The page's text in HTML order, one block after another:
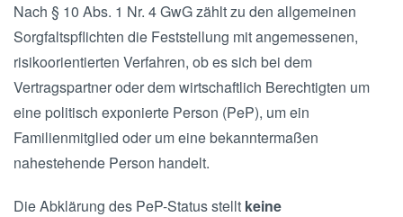
Nach § 10 Abs. 1 Nr. 4 GwG zählt zu den allgemeinen
Sorgfaltspflichten die Feststellung mit angemessenen,
risikoorientierten Verfahren, ob es sich bei dem
Vertragspartner oder dem wirtschaftlich Berechtigten um
eine politisch exponierte Person (PeP), um ein
Familienmitglied oder um eine bekanntermaßen
nahestehende Person handelt.
Die Abklärung des PeP-Status stellt keine